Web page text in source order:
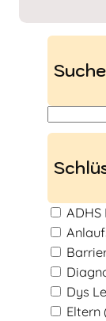
u
n
Dys
Eltern